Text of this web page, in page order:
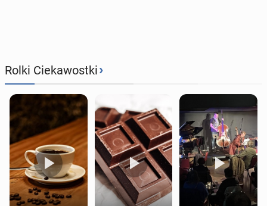
Rolki Ciekawostki›